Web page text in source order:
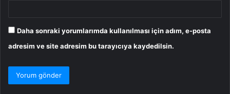
Daha sonraki yorumlarımda kullanılması için adım, e-posta
adresim ve site adresim bu tarayıcıya kaydedilsin.